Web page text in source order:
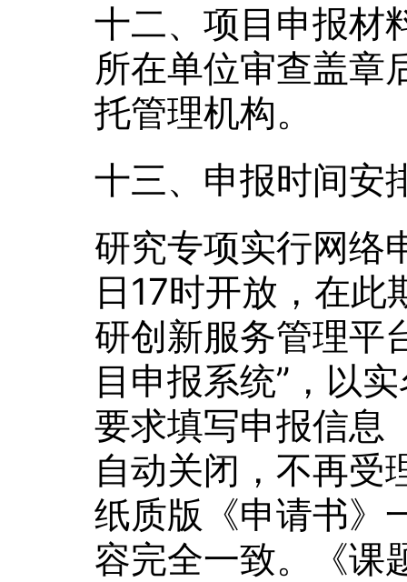
十二、项目申报材
所在单位审查盖章
托管理机构。
十三、申报时间安
研究专项实行网络
日17时开放，在
研创新服务管理
目申报系统”，以
要求填写申报信息
自动关闭，不再受
纸质版《申请书》
容完全一致。《课